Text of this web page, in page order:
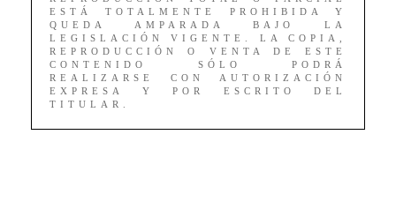
ESTÁ TOTALMENTE PROHIBIDA Y
QUEDA AMPARADA BAJO LA
LEGISLACIÓN VIGENTE. LA COPIA,
REPRODUCCIÓN O VENTA DE ESTE
CONTENIDO SÓLO PODRÁ
REALIZARSE CON AUTORIZACIÓN
EXPRESA Y POR ESCRITO DEL
TITULAR.